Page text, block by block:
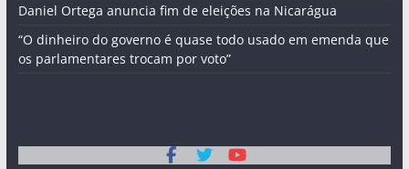
Daniel Ortega anuncia fim de eleições na Nicarágua
“O dinheiro do governo é quase todo usado em emenda que
os parlamentares trocam por voto”